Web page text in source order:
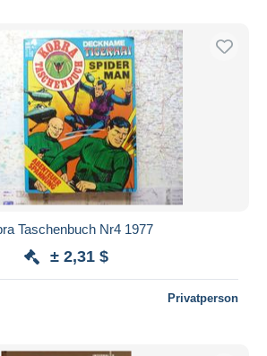
Taschenbuch Nr4 1977
± 2,31 $
Privatperson